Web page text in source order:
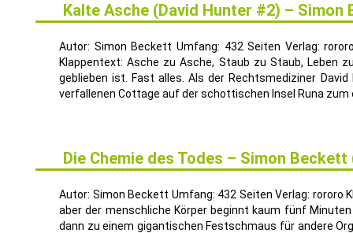
Kalte Asche (David Hunter #2) – Simon
Autor: Simon Beckett Umfang: 432 Seiten Verlag:
Klappentext: Asche zu Asche, Staub zu Staub, Leben
geblieben ist. Fast alles. Als der Rechtsmediziner
verfallenen Cottage auf der schottischen Insel Runa zum
Die Chemie des Todes – Simon Beckett
Autor: Simon Beckett Umfang: 432 Seiten Verlag: rororo
aber der menschliche Körper beginnt kaum fünf
dann zu einem gigantischen Festschmaus für andere